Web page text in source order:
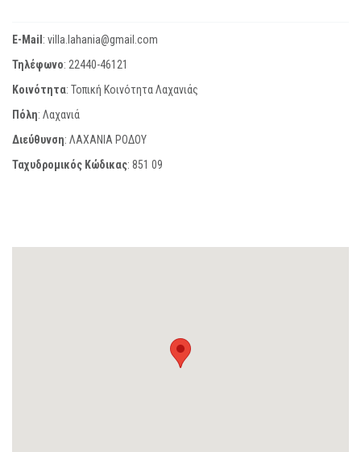
E-Mail: villa.lahania@gmail.com
Τηλέφωνο: 22440-46121
Κοινότητα: Τοπική Κοινότητα Λαχανιάς
Πόλη: Λαχανιά
Διεύθυνση: ΛΑΧΑΝΙΑ ΡΟΔΟΥ
Ταχυδρομικός Κώδικας: 851 09